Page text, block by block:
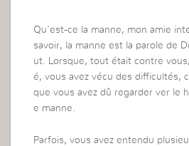
Qu’est-ce la manne, mon amie
savoir, la manne est la parole de
ut. Lorsque, tout était contre
é, vous avez vécu des difficultés,
que vous avez dû regarder ver le
e manne.
Parfois, vous avez entendu